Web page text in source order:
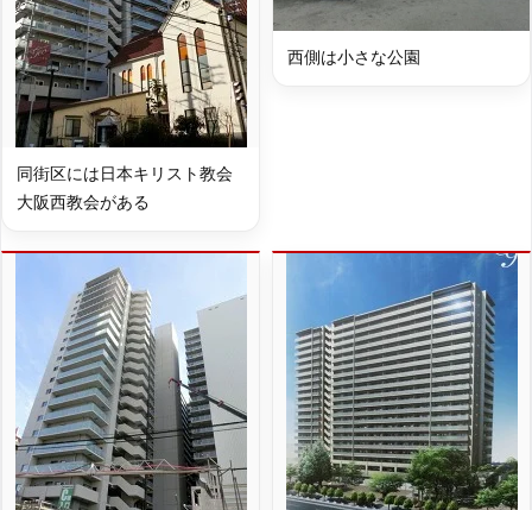
同街区には日本キリスト教会
大阪西教会がある
西側は小さな公園